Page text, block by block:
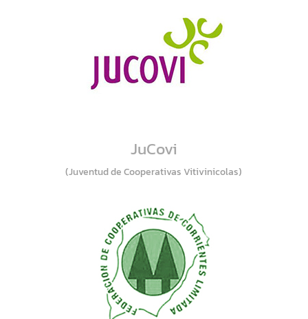
JuCovi
(Juventud de Cooperativas Vitivinicolas)